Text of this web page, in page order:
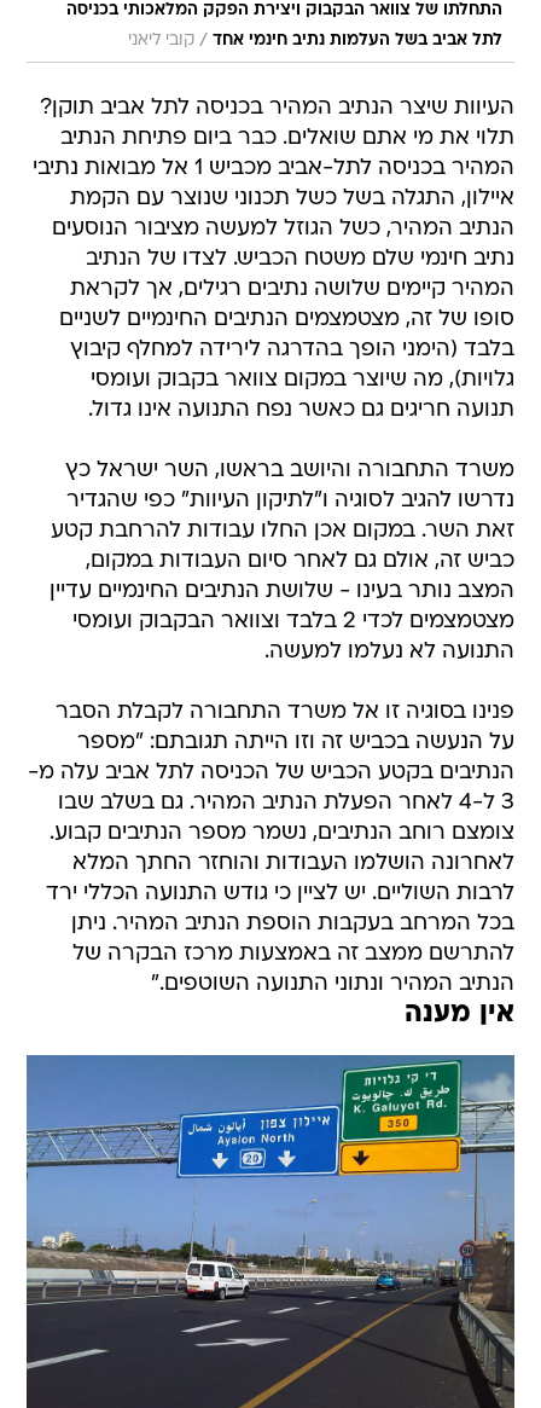
התחלתו של צוואר הבקבוק ויצירת הפקק המלאכותי בכניסה
לתל אביב בשל העלמות נתיב חינמי אחד / קובי ליאני
העיוות שיצר הנתיב המהיר בכניסה לתל אביב תוקן?
תלוי את מי אתם שואלים. כבר ביום פתיחת הנתיב
המהיר בכניסה לתל-אביב מכביש 1 אל מבואות נתיבי
איילון, התגלה בשל כשל תכנוני שנוצר עם הקמת
הנתיב המהיר, כשל הגוזל למעשה מציבור הנוסעים
נתיב חינמי שלם משטח הכביש. לצדו של הנתיב
המהיר קיימים שלושה נתיבים רגילים, אך לקראת
סופו של זה, מצטמצמים הנתיבים החינמיים לשניים
בלבד (הימני הופך בהדרגה לירידה למחלף קיבוץ
גלויות), מה שיוצר במקום צוואר בקבוק ועומסי
תנועה חריגים גם כאשר נפח התנועה אינו גדול.
משרד התחבורה והיושב בראשו, השר ישראל כץ
נדרשו להגיב לסוגיה ו"לתיקון העיוות" כפי שהגדיר
זאת השר. במקום אכן החלו עבודות להרחבת קטע
כביש זה, אולם גם לאחר סיום העבודות במקום,
המצב נותר בעינו - שלושת הנתיבים החינמיים עדיין
מצטמצמים לכדי 2 בלבד וצוואר הבקבוק ועומסי
התנועה לא נעלמו למעשה.
פנינו בסוגיה זו אל משרד התחבורה לקבלת הסבר
על הנעשה בכביש זה וזו הייתה תגובתם: "מספר
הנתיבים בקטע הכביש של הכניסה לתל אביב עלה מ-
3 ל-4 לאחר הפעלת הנתיב המהיר. גם בשלב שבו
צומצם רוחב הנתיבים, נשמר מספר הנתיבים קבוע.
לאחרונה הושלמו העבודות והוחזר החתך המלא
לרבות השוליים. יש לציין כי גודש התנועה הכללי ירד
בכל המרחב בעקבות הוספת הנתיב המהיר. ניתן
להתרשם ממצב זה באמצעות מרכז הבקרה של
הנתיב המהיר ונתוני התנועה השוטפים."
אין מענה